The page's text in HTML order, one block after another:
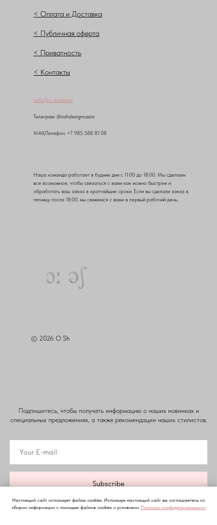
< Оплата и Доставка
< Публичная оферта
< Приватность
< Контакты
hello@o-sh.design
Teлеграм: @oshdesignrussia
MAX/Телефон: +7 985 588 81 08
Наша команда работает в будние дни с 11:00 до 18:00. Мы сделаем
все возможное, чтобы связаться с вами как можно быстрее и
обработать ваш заказ в кратчайшие сроки. Если вы сделали заказ в
пятницу после 18:00, мы свяжемся с вами в первый рабочий день.
© 2026 O Sh
Подпишитесь, чтобы получать информацию о наших новинках и
специальных предложениях, а также рекомендации наших стилистов.
Subscribe
Настоящий сайт использует файлы cookies. Используя настоящий сайт вы соглашаетесь со
сбором информации с помощью файлов cookies и условиями Политики конфиденциальности